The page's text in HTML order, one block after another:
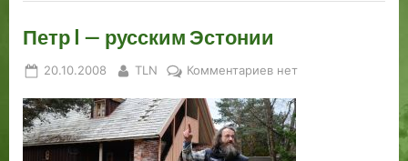
Петр I — русским Эстонии
Posted
20.10.2008 By
TLN Комментариевк
Петр
I
—
нет